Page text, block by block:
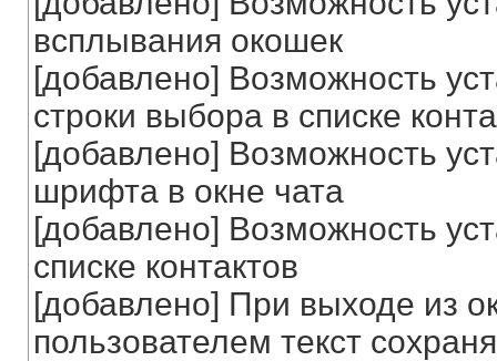
всплывания окошек
[добавлено] Возможность
строки выбора в списке
[добавлено] Возможность
шрифта в окне чата
[добавлено] Возможность
списке контактов
[добавлено] При выходе из
пользователем текст